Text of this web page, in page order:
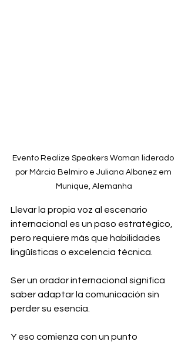
Evento Realize Speakers Woman liderado
por Márcia Belmiro e Juliana Albanez em
Munique, Alemanha
Llevar la propia voz al escenario
internacional es un paso estratégico,
pero requiere más que habilidades
lingüísticas o excelencia técnica.
Ser un orador internacional significa
saber adaptar la comunicación sin
perder su esencia.
Y eso comienza con un punto